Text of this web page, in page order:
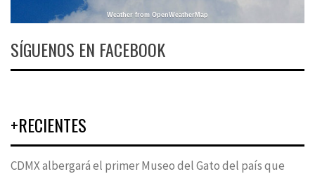
Weather from OpenWeatherMap
SÍGUENOS EN FACEBOOK
+RECIENTES
CDMX albergará el primer Museo del Gato del país que